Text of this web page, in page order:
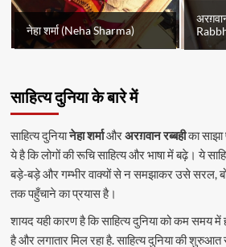
नेहा शर्मा (Neha Sharma)
साहित्य दुनिया के बारे में
साहित्य दुनियानेहा शर्माऔरअरग़वान रब्बहीका
ये है कि लोगों की रूचि साहित्य और भाषा में बढ़े। ये
बड़े-बड़े और गम्भीर वाक्यों से न समझाकर उसे सरल,
तक पहुँचाने का प्रयास है।
शायद यही कारण है कि साहित्य दुनिया को कम समय में
है और लगातार मिल रहा है. साहित्य दुनिया की